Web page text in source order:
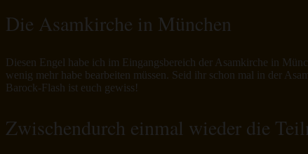
Die Asamkirche in München
Diesen Engel habe ich im Eingangsbereich der Asamkirche in
wenig mehr habe bearbeiten müssen. Seid ihr schon mal in der
Barock-Flash ist euch gewiss!
Zwischendurch einmal wieder die